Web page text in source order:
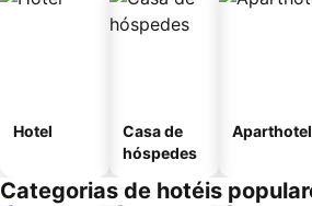
Hotel
Casa de
hóspedes
Aparthotel
Categorias de hotéis